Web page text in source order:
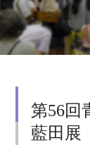
第56回
藍田展